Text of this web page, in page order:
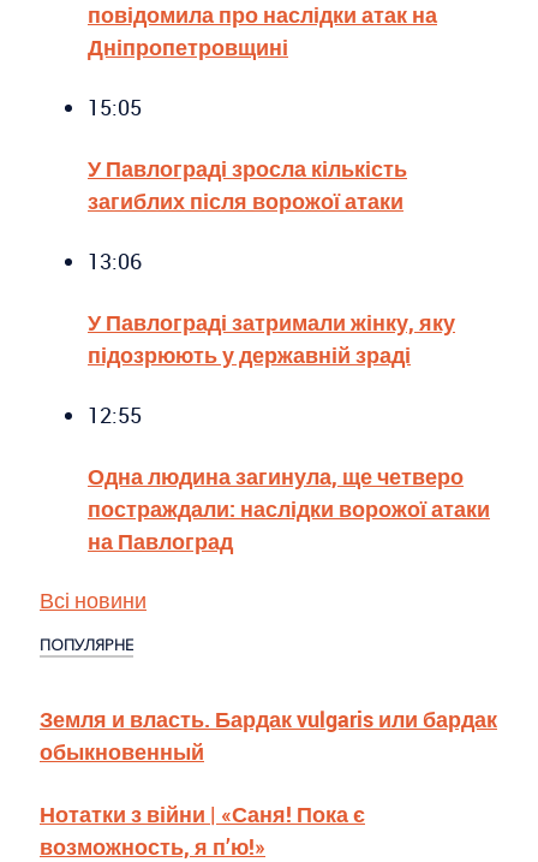
повідомила про наслідки атак на
Дніпропетровщині
15:05
У Павлограді зросла кількість
загиблих після ворожої атаки
13:06
У Павлограді затримали жінку, яку
підозрюють у державній зраді
12:55
Одна людина загинула, ще четверо
постраждали: наслідки ворожої атаки
на Павлоград
Всі новини
ПОПУЛЯРНЕ
Земля и власть. Бардак vulgaris или бардак
обыкновенный
Нотатки з війни | «Саня! Пока є
возможность, я п’ю!»